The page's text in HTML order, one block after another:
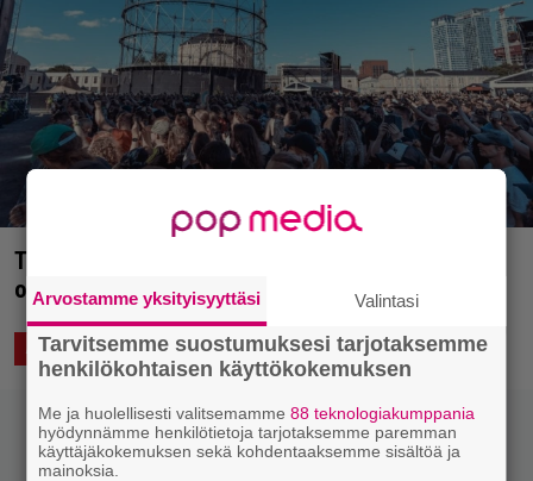
Tuskaan menossa? Kekkereiden soittoaikataulut
on julkistettu – esiintyjälistalla pari muutosta
ASIAA 2.6.2023 20:30 Anssi Eriksson
Arvostamme yksityisyyttäsi Valintasi
Tarvitsemme suostumuksesi tarjotaksemme
henkilökohtaisen käyttökokemuksen
Me ja huolellisesti valitsemamme88 teknologiakumppania
hyödynnämme henkilötietoja tarjotaksemme paremman
käyttäjäkokemuksen sekä kohdentaaksemme sisältöä ja
mainoksia.